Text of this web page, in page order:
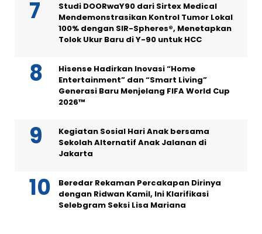
Studi DOORwaY90 dari Sirtex Medical
Mendemonstrasikan Kontrol Tumor Lokal
100% dengan SIR-Spheres®, Menetapkan
Tolok Ukur Baru di Y-90 untuk HCC
Hisense Hadirkan Inovasi “Home
Entertainment” dan “Smart Living”
Generasi Baru Menjelang FIFA World Cup
2026™
Kegiatan Sosial Hari Anak bersama
Sekolah Alternatif Anak Jalanan di
Jakarta
Beredar Rekaman Percakapan Dirinya
dengan Ridwan Kamil, Ini Klarifikasi
Selebgram Seksi Lisa Mariana